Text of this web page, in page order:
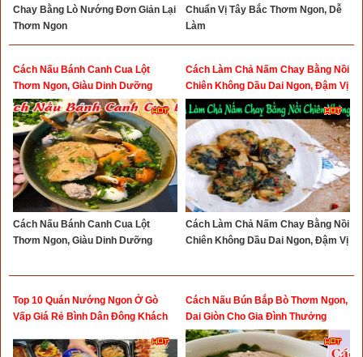
Chay Bằng Lò Nướng Đơn Giản Lại
Thơm Ngon
Chuẩn Vị Tây Bắc Thơm Ngon, Dễ
Làm
Cách Nấu Bánh Canh Cua Lột
Thơm Ngon, Giàu Dinh Dưỡng
Cách Nấu Bánh Canh Cua Lột
Thơm Ngon, Giàu Dinh Dưỡng
Cách Làm Chả Nấm Chay Bằng Nồi
Chiên Không Dầu Dai Ngon, Đậm Vị
Cách Làm Chả Nấm Chay Bằng Nồi
Chiên Không Dầu Dai Ngon, Đậm Vị
Top 10 Quán Nướng Ngon Ở Gò
Vấp Giá Rẻ Bình Dân Đông Khách
Cách Nấu Bún Bắp Bò Thơm Ngon,
Dai Giòn Cho Gia Đình Thưởng
Thức